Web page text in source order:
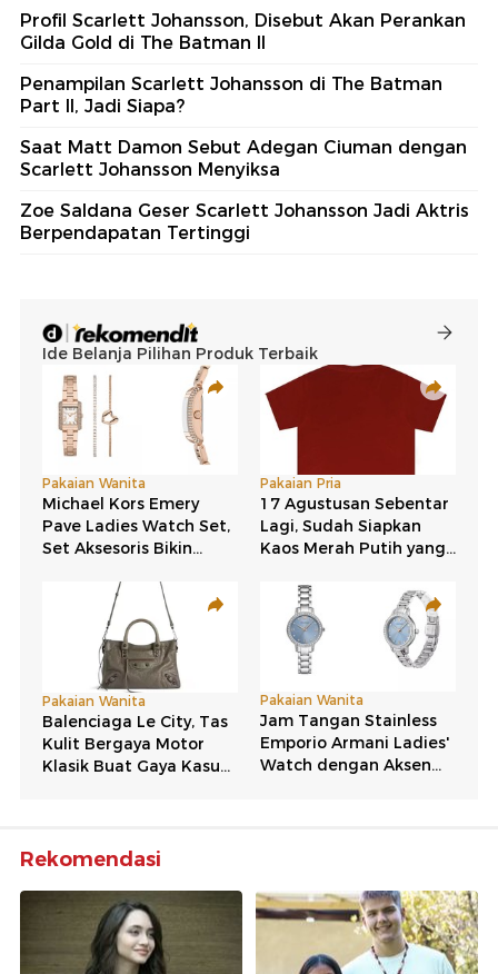
Profil Scarlett Johansson, Disebut Akan Perankan
Gilda Gold di The Batman II
Penampilan Scarlett Johansson di The Batman
Part II, Jadi Siapa?
Saat Matt Damon Sebut Adegan Ciuman dengan
Scarlett Johansson Menyiksa
Zoe Saldana Geser Scarlett Johansson Jadi Aktris
Berpendapatan Tertinggi
Rekomendasi